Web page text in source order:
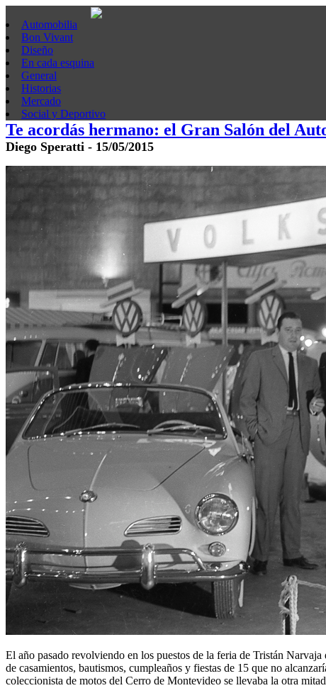
Automobilia
Bon Vivant
Diseño
En cada esquina
General
Historias
Mercado
Social y Deportivo
Te acordás hermano: el Gran Salón del
Diego Speratti - 15/05/2015
El año pasado revolviendo en los puestos de la feria de Tristán
de casamientos, bautismos, cumpleaños y fiestas de 15 que no
coleccionista de motos del Cerro de Montevideo se llevaba la otra